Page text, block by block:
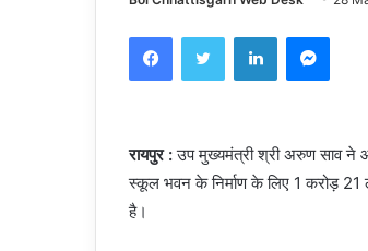
रायपुर :उप मुख्यमंत्री श्री अरुण साव ने
स्कूल भवन के निर्माण के लिए 1 करोड़ 21
है।